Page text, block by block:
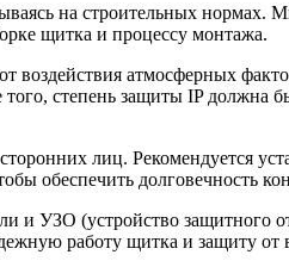
на строительных нормах.
щитка и процессу монтажа.
воздействия атмосферных
степень защиты IP должна
лиц. Рекомендуется
обеспечить долговечность
и УЗО (устройство защитного
работу щитка и защиту